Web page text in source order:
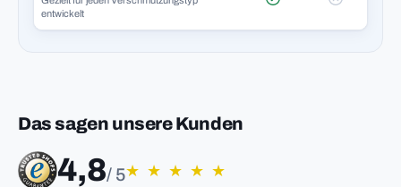
entwickelt
Das sagen unsere Kunden
4,8/ 5★ ★ ★ ★ ★